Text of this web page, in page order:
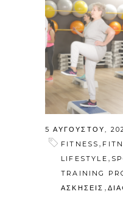
5 ΑΥΓΟΎΣΤΟΥ,
FITNESS
LIFESTYLE
TRAINING
ΑΣΚΗΣΕΙΣ